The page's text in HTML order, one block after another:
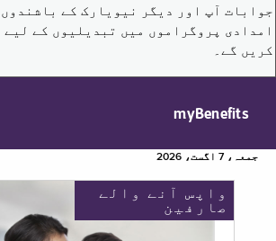
جوابات آپ اور دیگر نیویارک کے
امدادی پروگراموں میں تبدیلیوں کے لیے
کریں گے۔
myBenefits
جمعہ، 7 اگست، 2026
واپس آنے والے
صارفین